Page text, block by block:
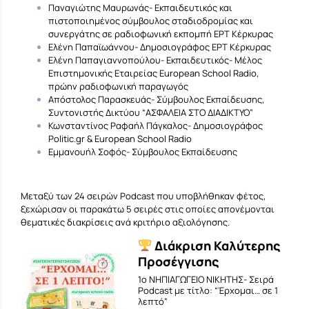
Παναγιώτης Μαυρωνάς- Εκπαιδευτικός και
πιστοποιημένος σύμβουλος σταδιοδρομίας και
συνεργάτης σε ραδιοφωνική εκπομπή ΕΡΤ Κέρκυρας
Ελένη Παπαϊωάννου- Δημοσιογράφος ΕΡΤ Κέρκυρας
Ελένη Παπαγιαννοπούλου- Εκπαιδευτικός- Μέλος
Επιστημονικής Εταιρείας European School Radio,
πρώην ραδιοφωνική παραγωγός
Απόστολος Παρασκευάς- Σύμβουλος Εκπαίδευσης,
Συντονιστής Δικτύου “ΑΣΦΑΛΕΙΑ ΣΤΟ ΔΙΑΔΙΚΤΥΟ”
Κωνσταντίνος Ραφαήλ Πάγκαλος- Δημοσιογράφος
Politic.gr& European School Radio
Εμμανουήλ Σοφός- Σύμβουλος Εκπαίδευσης
Μεταξύ των 24 σειρών Podcast που υποβλήθηκαν φέτος,
ξεχώρισαν οι παρακάτω 5 σειρές στις οποίες απονέμονται
θεματικές διακρίσεις ανά κριτήριο αξιολόγησης.
Διάκριση Καλύτερης
Προσέγγισης
1o ΝΗΠΙΑΓΩΓΕΙΟ ΝΙΚΗΤΗΣ- Σειρά
Podcast με τίτλο: “Έρχομαι… σε 1
λεπτό”